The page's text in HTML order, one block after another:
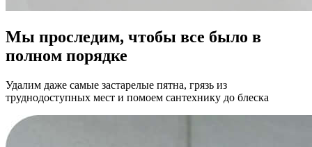
Мы проследим, чтобы все было в
полном порядке
Удалим даже самые застарелые пятна, грязь из
труднодоступных мест и помоем сантехнику до блеска